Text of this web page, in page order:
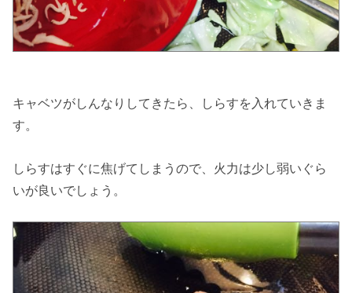
キャベツがしんなりしてきたら、しらすを入れていきま
す。
しらすはすぐに焦げてしまうので、火力は少し弱いぐら
いが良いでしょう。